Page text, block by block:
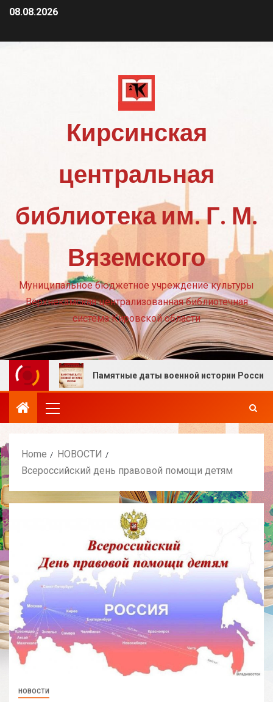
08.08.2026
Кирсинская
центральная
библиотека им. Г. М.
Вяземского
Муниципальное бюджетное учреждение культуры
Верхнекамская централизованная библиотечная
система Кировской области
Памятные даты военной истории России.
Home
НОВОСТИ
Всероссийский день правовой помощи детям
НОВОСТИ